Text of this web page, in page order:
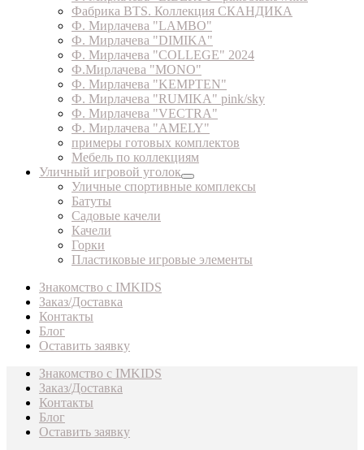
Фабрика BTS. Коллекция СКАНДИКА
Ф. Мирлачева "LAMBO"
Ф. Мирлачева "DIMIKA"
Ф. Мирлачева "COLLEGE" 2024
Ф.Мирлачева "MONO"
Ф. Мирлачева "KEMPTEN"
Ф. Мирлачева "RUMIKA" pink/sky
Ф. Мирлачева "VECTRA"
Ф. Мирлачева "AMELY"
примеры готовых комплектов
Мебель по коллекциям
Уличный игровой уголок
Уличные спортивные комплексы
Батуты
Садовые качели
Качели
Горки
Пластиковые игровые элементы
Знакомство с IMKIDS
Заказ/Доставка
Контакты
Блог
Оставить заявку
Знакомство с IMKIDS
Заказ/Доставка
Контакты
Блог
Оставить заявку